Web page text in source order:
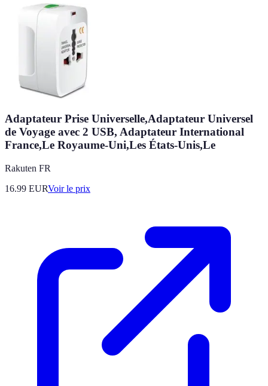
Adaptateur Prise Universelle,Adaptateur Universel
de Voyage avec 2 USB, Adaptateur International
France,Le Royaume-Uni,Les États-Unis,Le
Rakuten FR
16.99 EURVoir le prix